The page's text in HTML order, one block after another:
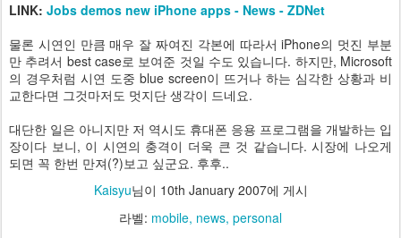
LINK: Jobs demos new iPhone apps - News - ZDNet
물론 시연인 만큼 매우 잘 짜여진 각본에 따라서 iPhone의 멋진 부분
만 추려서 best case로 보여준 것일 수도 있습니다. 하지만, Microsoft
의 경우처럼 시연 도중 blue screen이 뜨거나 하는 심각한 상황과 비
교한다면 그것마저도 멋지단 생각이 드네요.
대단한 일은 아니지만 저 역시도 휴대폰 응용 프로그램을 개발하는 입
장이다 보니, 이 시연의 충격이 더욱 큰 것 같습니다. 시장에 나오게
되면 꼭 한번 만져(?)보고 싶군요. 후후..
Kaisyu님이 10th January 2007에 게시
라벨: mobile news personal